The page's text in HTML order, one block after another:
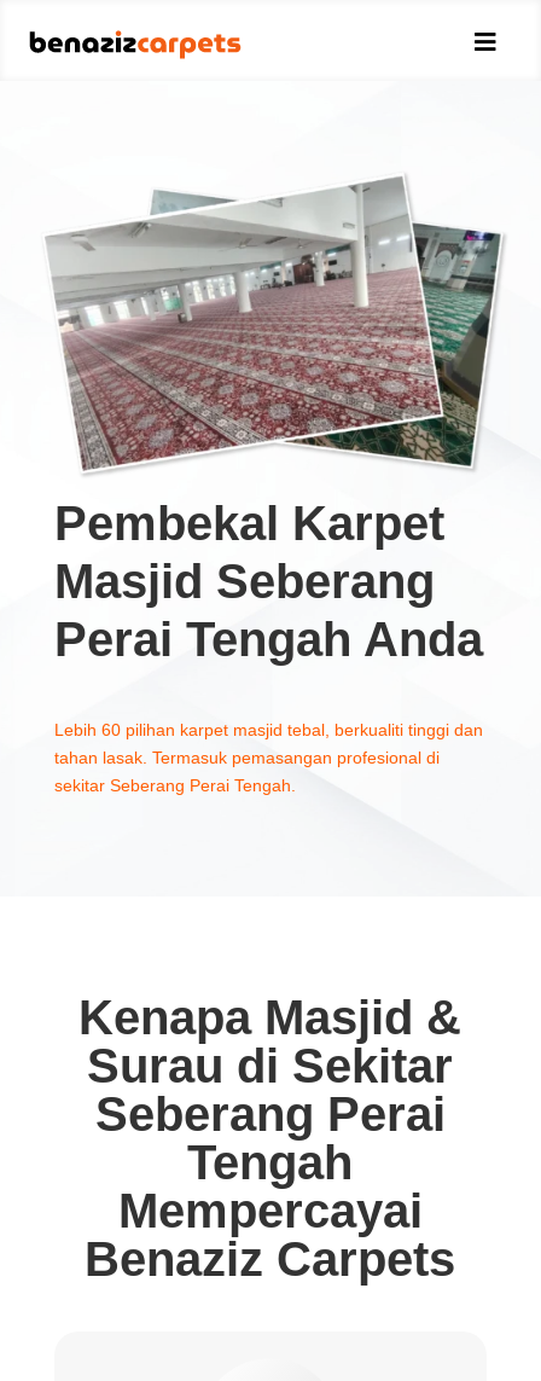

Pembekal Karpet
Masjid Seberang
Perai Tengah Anda
Lebih 60 pilihan karpet masjid tebal, berkualiti tinggi dan
tahan lasak. Termasuk pemasangan profesional di
sekitar Seberang Perai Tengah.
Kenapa Masjid &
Surau di Sekitar
Seberang Perai
Tengah
Mempercayai
Benaziz Carpets